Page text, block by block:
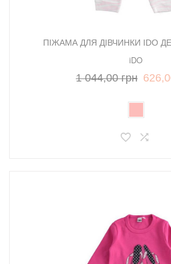
ПІЖАМА ДЛЯ ДІВЧИНКИ IDO
iDO
1 044,00 грн